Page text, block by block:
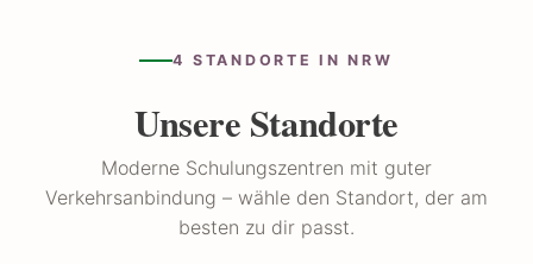
4 STANDORTE IN NRW
Unsere Standorte
Moderne Schulungszentren mit guter
Verkehrsanbindung – wähle den Standort, der am
besten zu dir passt.